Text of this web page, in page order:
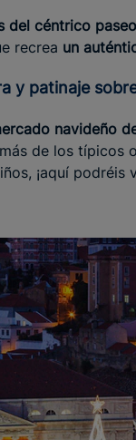
del céntrico
recrea un
y patinaje
navideño
de los típicos
¡aquí podréis